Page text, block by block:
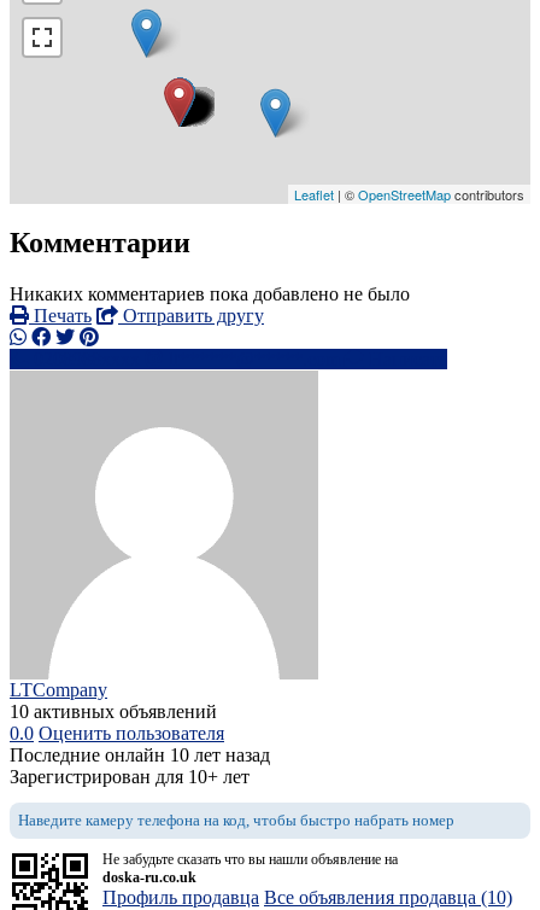
Leaflet | ©OpenStreetMapcontributors
Комментарии
Никаких комментариев пока добавлено не было
Печать
Отправить другу
LTCompany
10 активных объявлений
0.0 Оценить пользователя
Последние онлайн 10 лет назад
Зарегистрирован для 10+ лет
Наведите камеру телефона на код, чтобы быстро набрать номер
Не забудьте сказать что вы нашли объявление на
doska-ru.co.uk
Профиль продавца Все объявления продавца (10)